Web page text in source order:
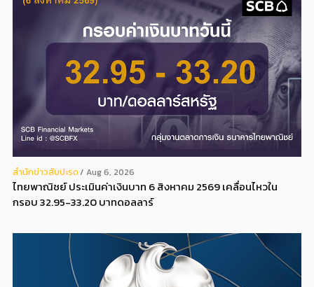
สํานักข่าวสับปะรด Aug 6, 2026
ไทยพาณิชย์ ประเมินค่าเงินบาท 6 สิงหาคม 2569 เคลื่อนไหวใน
กรอบ 32.95-33.20 บาทดอลลาร์